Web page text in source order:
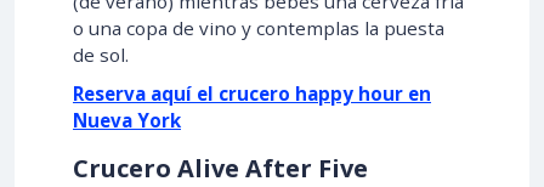
o una copa de vino y contemplas la puesta
de sol.
Reserva aquí el crucero happy hour en
Nueva York
Crucero Alive After Five